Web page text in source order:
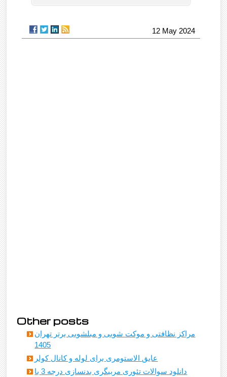
12 May 2024
Other posts
مراکز نظافتی و موکت شویی و مبلشویی برتر تهران
1405
عایق الاستومری برای لوله و کانال کولر
دانلود سوالات تئوری مربیگری بدنسازی درجه 3 با